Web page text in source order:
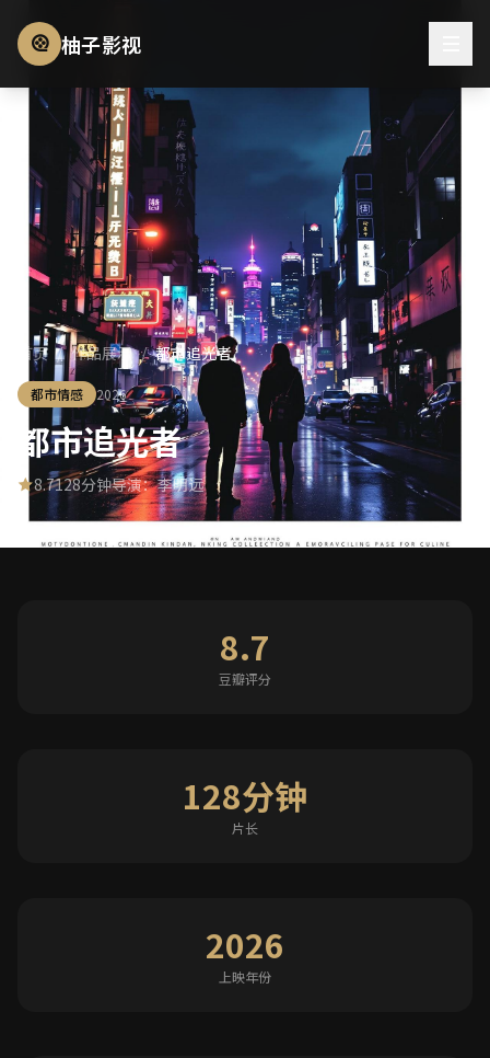
柚子影视
首页 / 作品展示 / 都市追光者
都市情感 2026
都市追光者
8.7128分钟导演：李明远
8.7
豆瓣评分
128分钟
片长
2026
上映年份